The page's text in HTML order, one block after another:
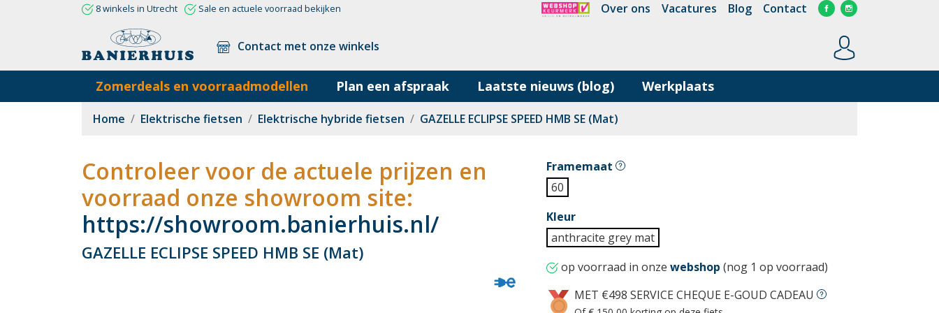
8 winkels in Utrecht Sale en actuele voorraad bekijken Over ons Vacatures Blog Contact
Contact met onze winkels
Zomerdeals en voorraadmodellen Plan een afspraak Laatste nieuws (blog) Werkplaats
Home Elektrische fietsen Elektrische hybride fietsen GAZELLE ECLIPSE SPEED HMB SE (Mat)
Controleer voor de actuele prijzen en
voorraad onze showroom site:
https://showroom.banierhuis.nl/
GAZELLE ECLIPSE SPEED HMB SE (Mat)
Framemaat
60
Kleur
anthracite grey mat
op voorraad in onze webshop (nog 1 op voorraad)
MET €498 SERVICE CHEQUE E-GOUD CADEAU